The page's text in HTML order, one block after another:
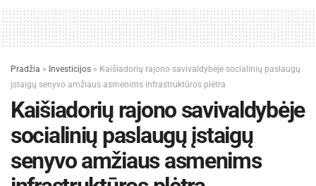
Pradžia » Investicijos » Kaišiadorių rajono savivaldybėje socialinių paslaugų
įstaigų senyvo amžiaus asmenims infrastruktūros plėtra
Kaišiadorių rajono savivaldybėje
socialinių paslaugų įstaigų
senyvo amžiaus asmenims